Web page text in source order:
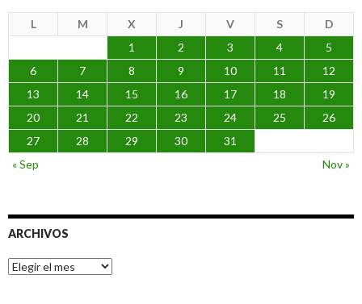
L M X J V S
D
1
2 3 4
5
6
7 8 9 10 11
12
13
14 15 16 17 18
19
20
21 22 23 24 25
26
27
28 29 30
31
« Sep
Nov »
ARCHIVOS
Archivos